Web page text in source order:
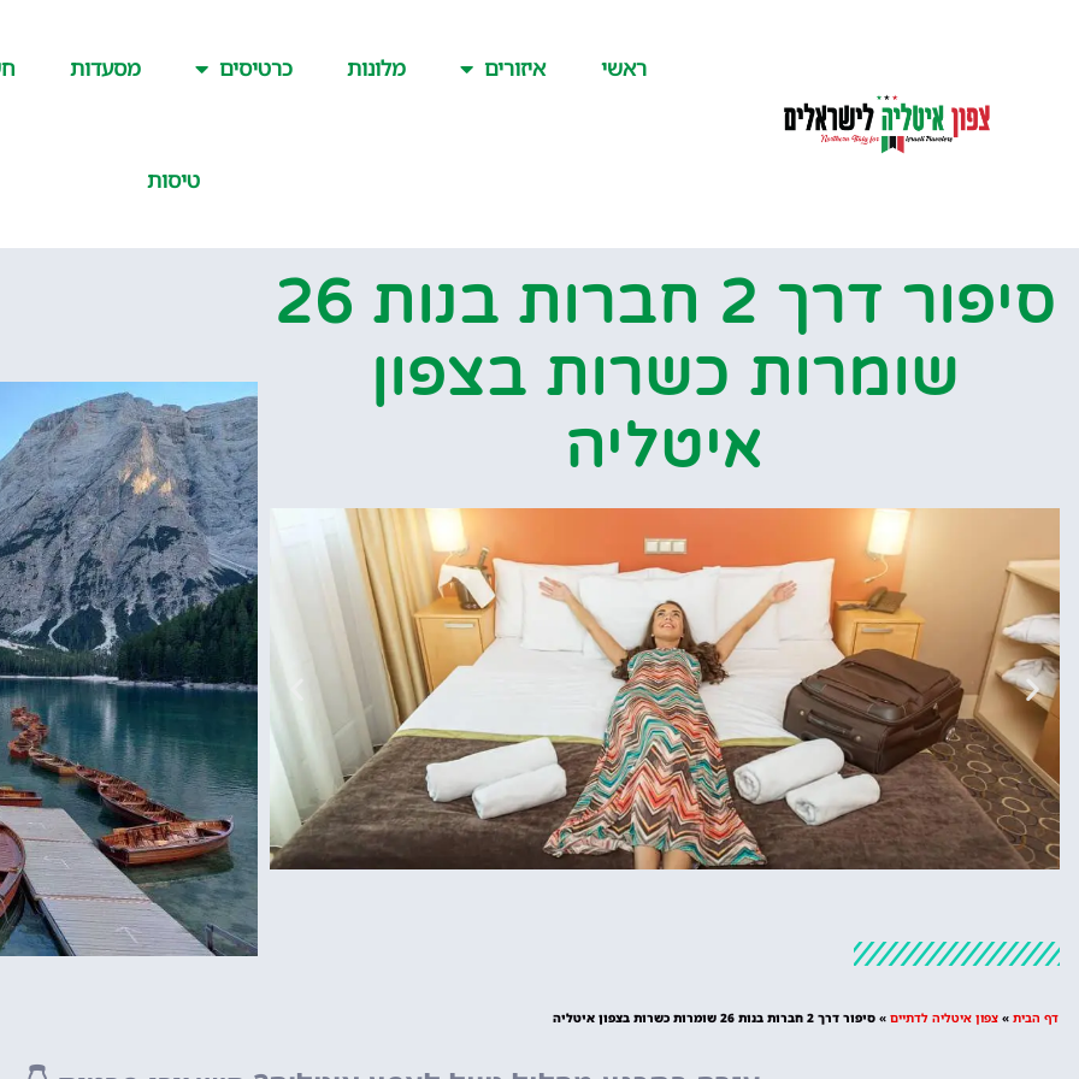
ראשי
איזורים מלונות כרטיסים מסעדות
טיסות
סיפור דרך 2 חברות בנות 26
שומרות כשרות בצפון
איטליה
מלונות
מומלץ?
דף הבית » צפון איטליה לדתיים » סיפור דרך 2 חברות בנות 26 שומרות כשרות בצפון איטליה